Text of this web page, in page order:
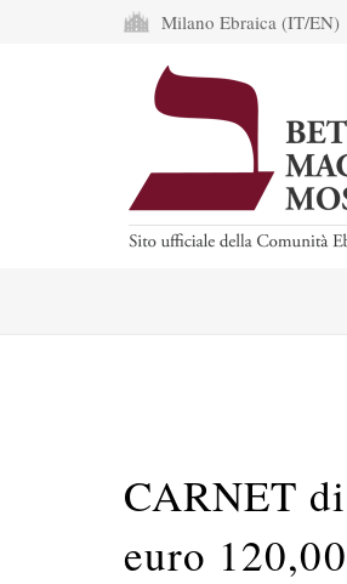
Milano Ebraica (IT/EN)
CARNET
euro 120,00